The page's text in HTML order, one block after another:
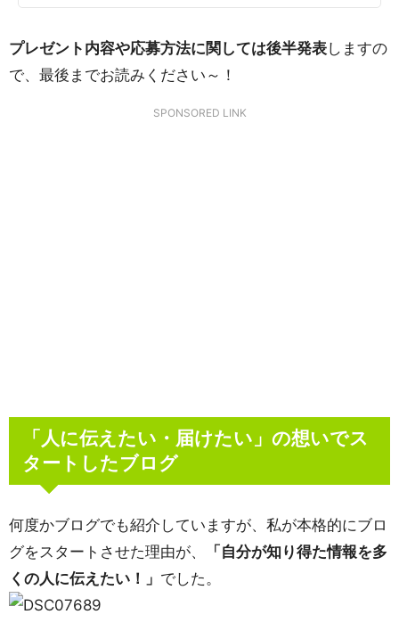
プレゼント内容や応募方法に関しては後半発表しますの
で、最後までお読みください～！
SPONSORED LINK
「人に伝えたい・届けたい」の想いでス
タートしたブログ
何度かブログでも紹介していますが、私が本格的にブロ
グをスタートさせた理由が、
「自分が知り得た情報を多
くの人に伝えたい！」 でした。